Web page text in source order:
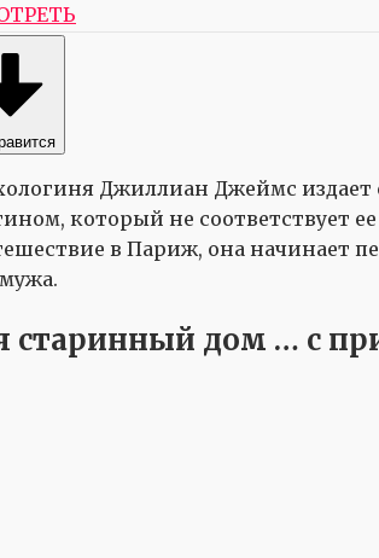
Джиллиан Джеймс
который не соответствует
в Париж, она начинает
старинный дом … с